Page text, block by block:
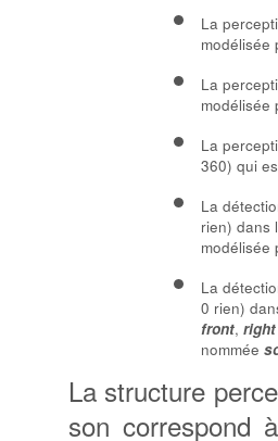
La
modélisée
La
modélisée
La
360) qui
La
rien) dans
modélisée
La
0 rien)
front, right
nommée
La structure
son correspond